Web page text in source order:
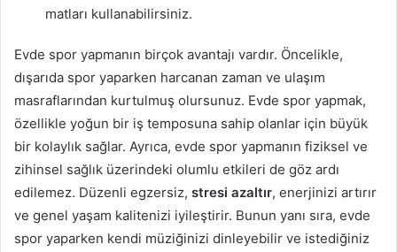
matları kullanabilirsiniz.
Evde spor yapmanın birçok avantajı vardır. Öncelikle,
dışarıda spor yaparken harcanan zaman ve ulaşım
masraflarından kurtulmuş olursunuz. Evde spor yapmak,
özellikle yoğun bir iş temposuna sahip olanlar için büyük
bir kolaylık sağlar. Ayrıca, evde spor yapmanın fiziksel ve
zihinsel sağlık üzerindeki olumlu etkileri de göz ardı
edilemez. Düzenli egzersiz, stresi azaltır, enerjinizi artırır
ve genel yaşam kalitenizi iyileştirir. Bunun yanı sıra, evde
spor yaparken kendi müziğinizi dinleyebilir ve istediğiniz